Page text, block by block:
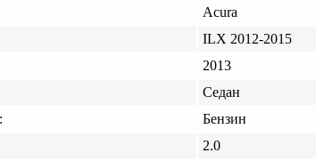
Acura
ILX 2012-2015
2013
Седан
Бензин
2.0